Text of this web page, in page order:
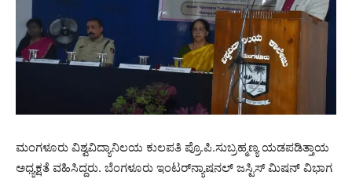
ಮಂಗಳೂರು ವಿಶ್ವವಿದ್ಯಾನಿಲಯ ಕುಲಪತಿ ಪ್ರೊ.ಪಿ.ಸುಬ್ರಹ್ಮಣ್ಯ ಯಡಪಡಿತ್ತಾಯ
ಅಧ್ಯಕ್ಷತೆ ವಹಿಸಿದ್ದರು. ಬೆಂಗಳೂರು ಇಂಟರ್‌ನ್ಯಾಷನಲ್ ಜಸ್ಟಿಸ್ ಮಿಷನ್ ವಿಭಾಗ